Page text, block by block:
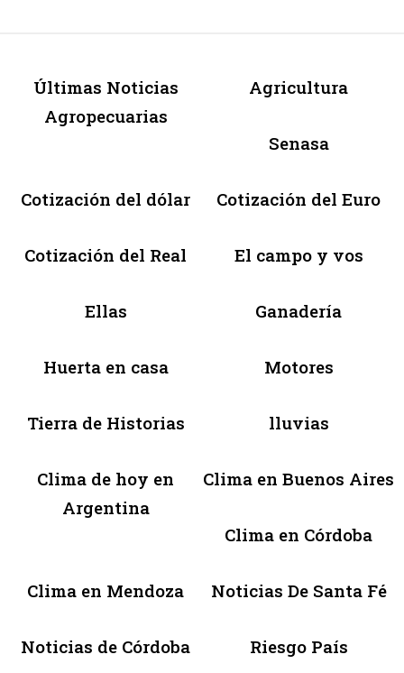
Últimas Noticias
Agropecuarias
Agricultura
Senasa
Cotización del dólar Cotización del Euro
Cotización del Real El campo y vos
Ellas Ganadería
Huerta en casa Motores
Tierra de Historias lluvias
Clima de hoy en
Argentina
Clima en Buenos Aires
Clima en Córdoba
Clima en Mendoza Noticias De Santa Fé
Noticias de Córdoba Riesgo País